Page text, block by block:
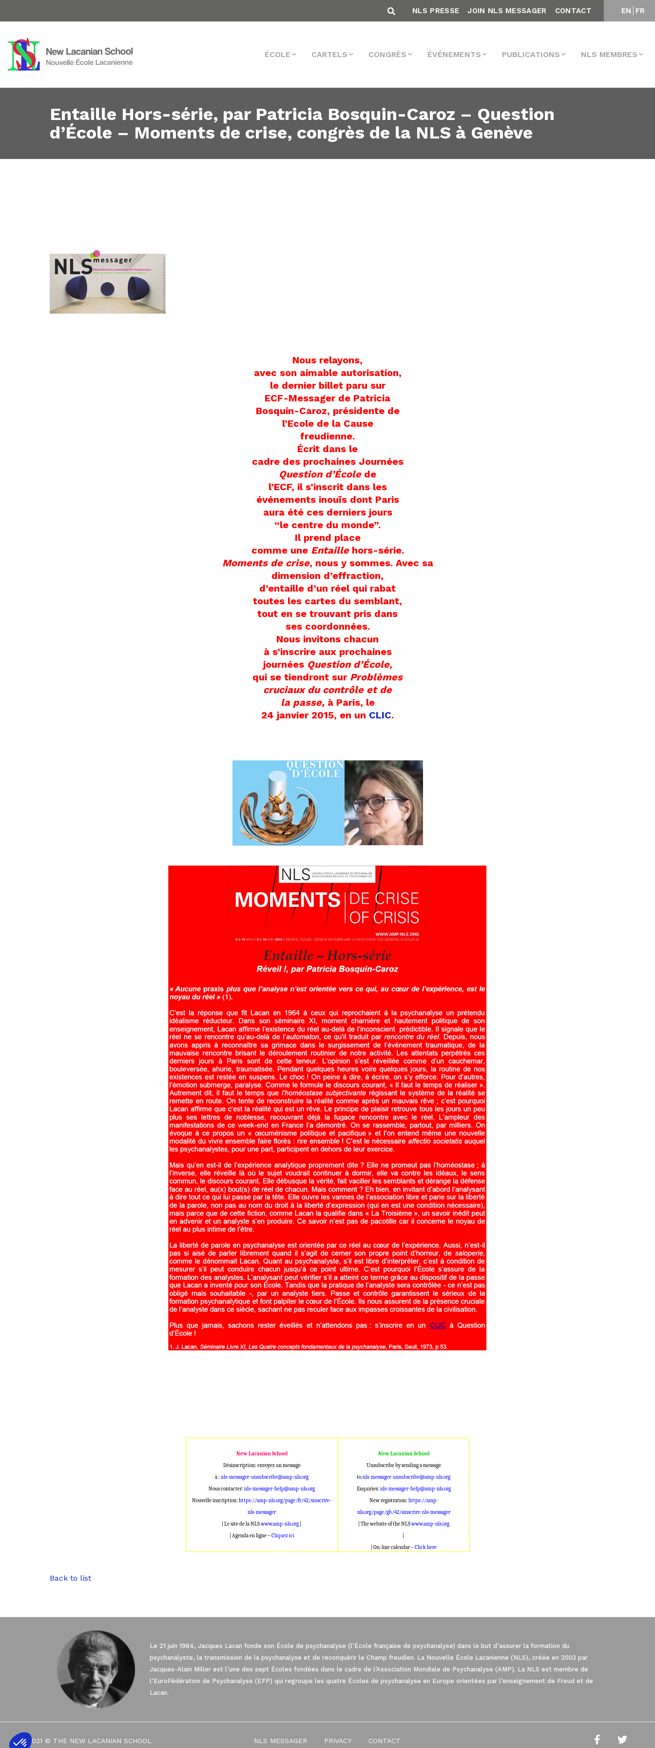
EN FR
NLS PRESSE JOIN NLS MESSAGER CONTACT
ÉCOLE CARTELS CONGRÈS ÉVÉNEMENTS PUBLICATIONS NLS MEMBRES
Entaille Hors-série, par Patricia Bosquin-Caroz – Question
d’École – Moments de crise, congrès de la NLS à Genève
Nous relayons,
avec son aimable autorisation,
le dernier billet paru sur
ECF-Messager de Patricia
Bosquin-Caroz, présidente de
l’Ecole de la Cause
freudienne.
Écrit dans le
cadre des prochaines Journées
Question d’Écolede
l’ECF, il s’inscrit dans les
événements inouïs dont Paris
aura été ces derniers jours
“le centre du monde”.
Il prend place
comme une Entaille hors-série.
Moments de crise, nous y sommes. Avec sa
dimension d’effraction,
d’entaille d’un réel qui rabat
toutes les cartes du semblant,
tout en se trouvant pris dans
ses coordonnées.
Nous invitons chacun
à s’inscrire aux prochaines
journées Question d’École,
qui se tiendront sur Problèmes
cruciaux du contrôle et de
la passe, à Paris, le
24 janvier 2015, en un CLIC.
New Lacanian School
Désinscription: envoyez un message
à : nls-messager-unsubscribe@amp-nls.org
Nous contacter: nls-messager-help@amp-nls.org
Nouvelle inscription: https://amp-nls.org/page/fr/42/sinscrire-
nls-messager
| Le site de la NLSwww.amp-nls.org|
| Agenda en ligne – Cliquez ici
New Lacanian School
Unsubscribe by sending a message
to:nls-messager-unsubscribe@amp-nls.org
Enquiries: nls-messager-help@amp-nls.org
New registration: https://amp-
nls.org/page/gb/42/sinscrire-nls-messager
| The website of the NLSwww.amp-nls.org
| On-line calendar – Click here
Back to list
Le 21 juin 1964, Jacques Lacan fonde son École de psychanalyse (l’École française de psychanalyse) dans le but d’assurer la formation du
psychanalyste, la transmission de la psychanalyse et de reconquérir le Champ freudien. La Nouvelle École Lacanienne (NLS), créée en 2003 par
Jacques-Alain Miller est l’une des sept Écoles fondées dans le cadre de l’Association Mondiale de Psychanalyse (AMP). La NLS est membre de
l’EuroFédération de Psychanalyse (EFP) qui regroupe les quatre Écoles de psychanalyse en Europe orientées par l’enseignement de Freud et de
Lacan.
2021 © THE NEW LACANIAN SCHOOL NLS MESSAGER PRIVACY CONTACT
Plateforme de Gestion du Consentement : Personnalisez vos Options